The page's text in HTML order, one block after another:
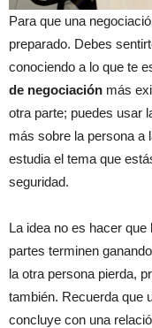
Para que una
preparado. Debes
conociendo a lo que te
de negociación más
otra parte; puedes usar
más sobre la persona a
estudia el tema que
seguridad.
La idea no es hacer
partes terminen
la otra persona pierda,
también. Recuerda que
concluye con una